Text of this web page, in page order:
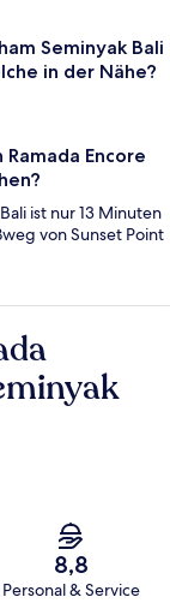
Seminyak Bali
in der Nähe?
Encore
ist nur 13 Minuten
von Sunset Point
8,8
Personal & Service